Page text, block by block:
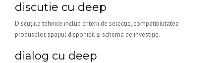
discutie cu deep
Discuțiile tehnice includ criterii de selecție, compatibilitatea
produselor, spațiul disponibil și schema de investiție.
dialog cu deep